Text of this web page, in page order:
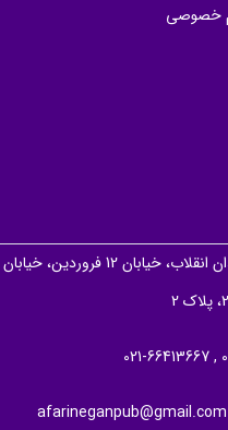
خصوصی
تهران، میدان انقلاب، خیابان 12
afarineganpub@gmail.com